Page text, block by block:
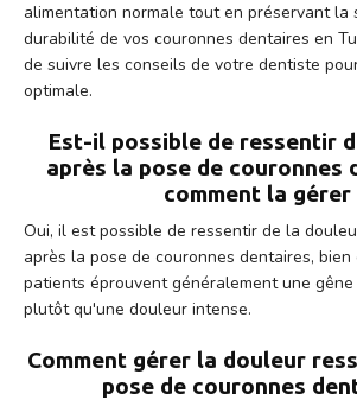
alimentation normale tout en préservant la
durabilité de vos couronnes dentaires en
de suivre les conseils de votre dentiste
optimale.
Est-il possible de ressentir
après la pose de couronnes
comment la gérer
Oui, il est possible de ressentir de la
après la pose de couronnes dentaires,
patients éprouvent généralement une
plutôt qu'une douleur intense.
Comment gérer la douleur
pose de couronnes